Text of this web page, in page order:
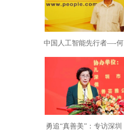
中国人工智能先行者—-何
华灿教授
勇追“真善美”：专访深圳